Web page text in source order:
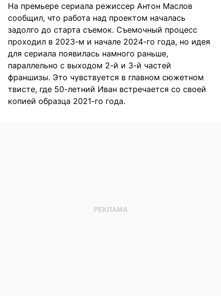
На премьере сериала режиссер Антон Маслов
сообщил, что работа над проектом началась
задолго до старта съемок. Съемочный процесс
проходил в 2023-м и начале 2024-го года, но идея
для сериала появилась намного раньше,
параллельно с выходом 2-й и 3-й частей
франшизы. Это чувствуется в главном сюжетном
твисте, где 50-летний Иван встречается со своей
копией образца 2021-го года.